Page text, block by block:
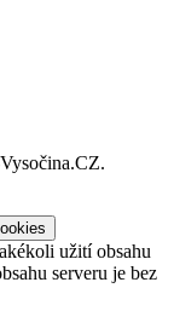
užití obsahu
serveru je bez